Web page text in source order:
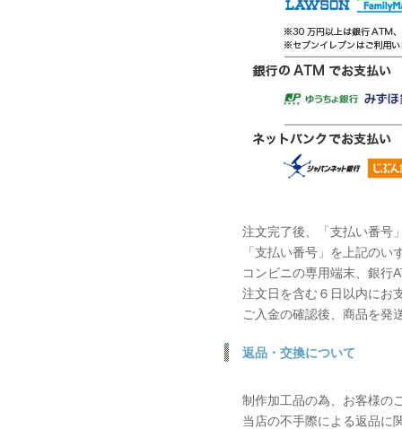
注文完了後、「支払い番号
「支払い番号」を上記の
コンビニの専用端末、銀行
注文日を含む６日以内にお
ご入金の確認後、商品を発
返品・交換について
制作加工品の為、お客様の
当店の不手際による返品に